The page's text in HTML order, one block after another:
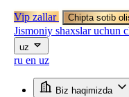
Vip zallar Chipta sotib
Jismoniy shaxslar uchun
uz
ru en uz
Biz haqimizda